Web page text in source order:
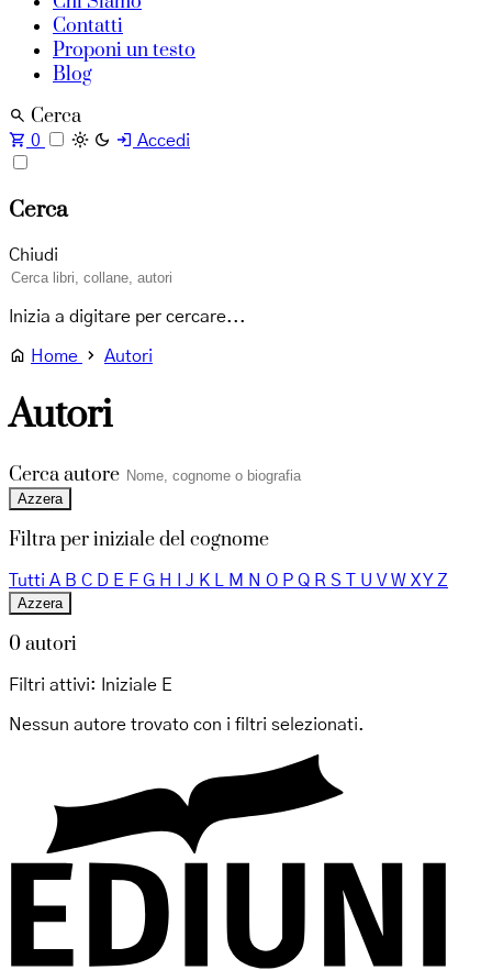
Contatti
Proponi un testo
Blog
Cerca
0 Accedi
Cerca
Chiudi
Inizia a digitare per cercare...
Home Autori
Autori
Cerca autore
Azzera
Filtra per iniziale del cognome
Tutti A B C D E F G H J K L M N O P Q R S U V W XY Z
Azzera
0 autori
Filtri attivi: Iniziale E
Nessun autore trovato con i filtri selezionati.